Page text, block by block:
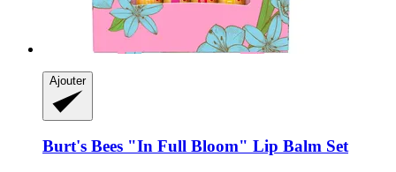
Ajouter
Burt's Bees "In Full Bloom" Lip Balm Set